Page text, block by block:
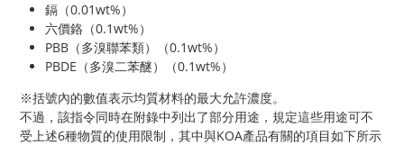
鎘（0.01wt%）
六價鉻（0.1wt%）
PBB（多溴聯苯類）（0.1wt%）
PBDE（多溴二苯醚）（0.1wt%）
※括號內的數值表示均質材料的最大允許濃度。
不過，該指令同時在附錄中列出了部分用途，規定這些用途可不
受上述6種物質的使用限制，其中與KOA產品有關的項目如下所示